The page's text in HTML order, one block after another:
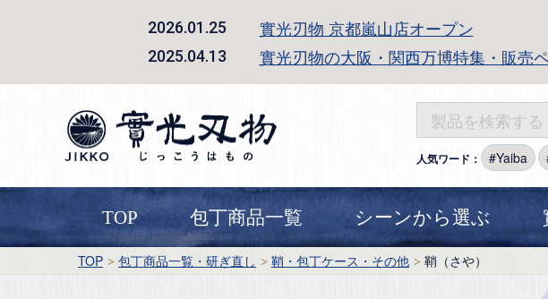
2026.01.25 實光刃物 京都嵐山店オープン
2025.04.13 實光刃物の大阪・関西万博特集・販売
人気ワード： Yaiba
TOP 包丁商品一覧 シーンから選ぶ
TOP 包丁商品一覧・研ぎ直し 鞘・包丁ケース・その他 鞘（さや）